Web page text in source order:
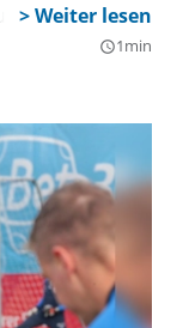
der
Interessen
query_builder1min